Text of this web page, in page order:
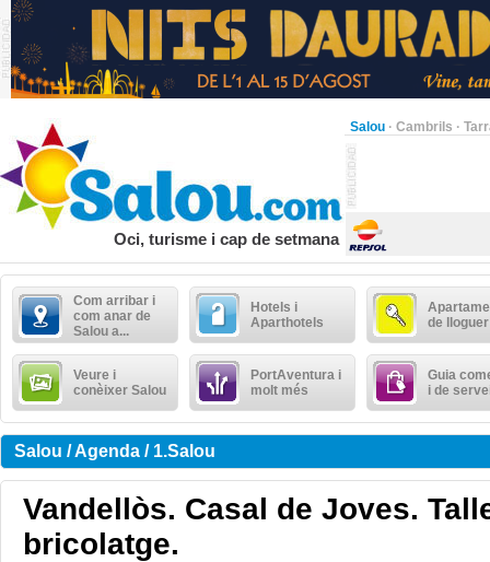
Salou · Cambrils ·
Oci, turisme i cap de setmana
Com arribar i
com anar de
Salou a...
Hotels i
Aparthotels
de lloguer
Veure i
conèixer Salou
PortAventura i
molt més
Guia
i de
Salou / Agenda / 1.Salou
Vandellòs. Casal de Joves.
bricolatge.